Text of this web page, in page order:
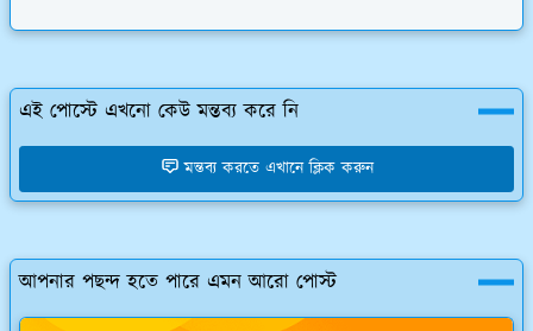
এই পোস্টে এখনো কেউ মন্তব্য করে নি
মন্তব্য করতে এখানে ক্লিক করুন
আপনার পছন্দ হতে পারে এমন আরো পোস্ট